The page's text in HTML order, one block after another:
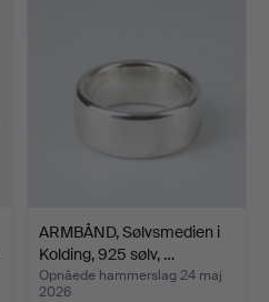
ARMBÅND, Sølvsmedien i
Kolding, 925 sølv, …
Opnåede hammerslag 24 maj
2026